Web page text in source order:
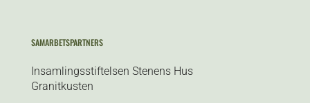
SAMARBETSPARTNERS
Insamlingsstiftelsen Stenens Hus
Granitkusten